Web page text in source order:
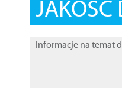
JAKOŚĆ
Informacje na temat